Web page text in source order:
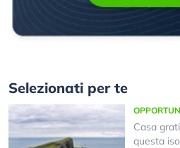
Selezionati per te
Casa
questa